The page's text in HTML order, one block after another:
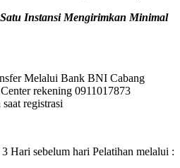
Instansi Mengirimkan Minimal
Melalui Bank BNI Cabang
rekening 0911017873
registrasi
Hari sebelum hari Pelatihan melalui :